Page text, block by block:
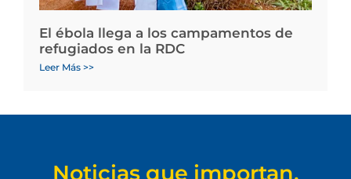
El ébola llega a los campamentos de
refugiados en la RDC
Leer Más >>
Noticias que importan.